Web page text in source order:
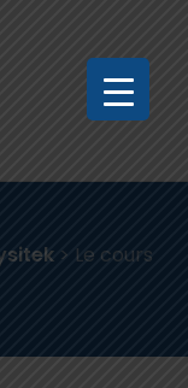
> Le cours